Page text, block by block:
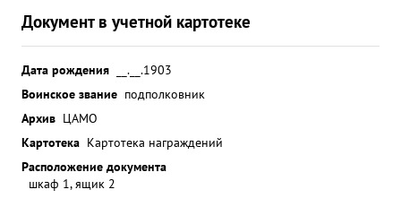
Документ в учетной картотеке
Дата рождения
__.__.1903
Воинское звание подполковник
Архив ЦАМО
Картотека Картотека награждений
Расположение документа
шкаф 1, ящик 2